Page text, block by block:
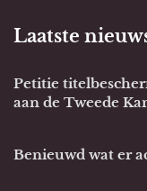
Laatste
Petitie
aan de Tweede
Benieuwd wat er